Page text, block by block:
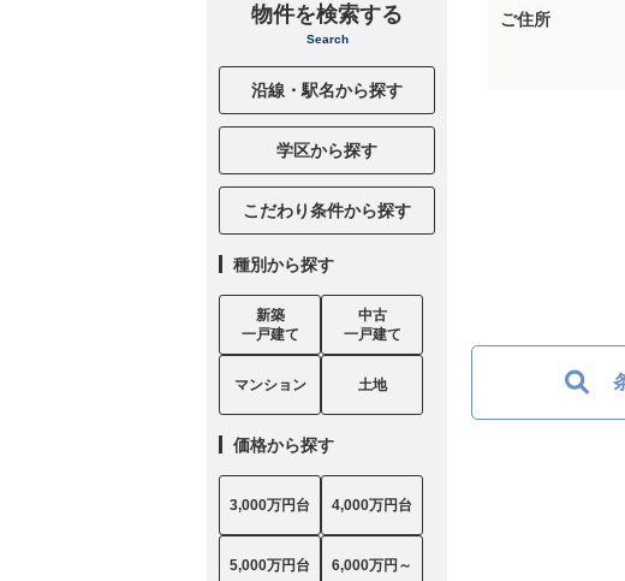
ご住所
物件を検索する
Search
沿線・駅名から探す
学区から探す
こだわり条件から探す
種別から探す
新築
一戸建て
中古
一戸建て
マンション 土地
価格から探す
3,000万円台 4,000万円台
5,000万円台 6,000万円～